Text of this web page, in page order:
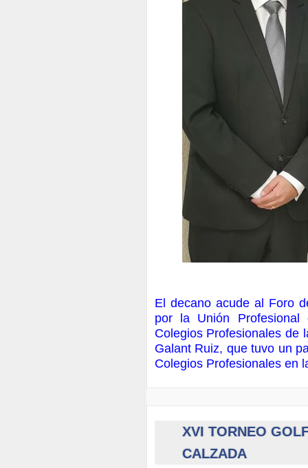
El decano acude al Foro
por la Unión
Colegios Profesionales de
Galant Ruiz, que tuvo un
Colegios Profesionales en
XVI TORNEO
CALZADA